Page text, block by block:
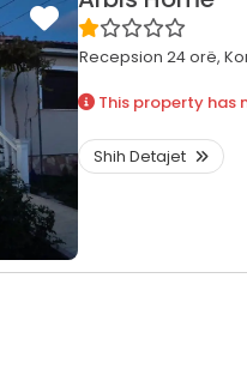
Recepsion 24 orë,
This property has
Shih Detajet